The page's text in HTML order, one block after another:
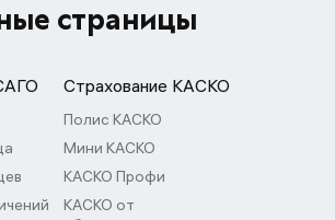
страницы
Страхование КАСКО
Полис КАСКО
Мини КАСКО
КАСКО Профи
КАСКО от